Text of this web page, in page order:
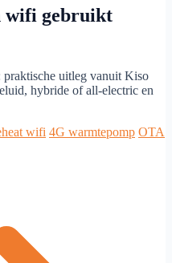
wifi gebruikt
uitleg vanuit Kiso
hybride of all-electric en
wifi 4G warmtepomp OTA